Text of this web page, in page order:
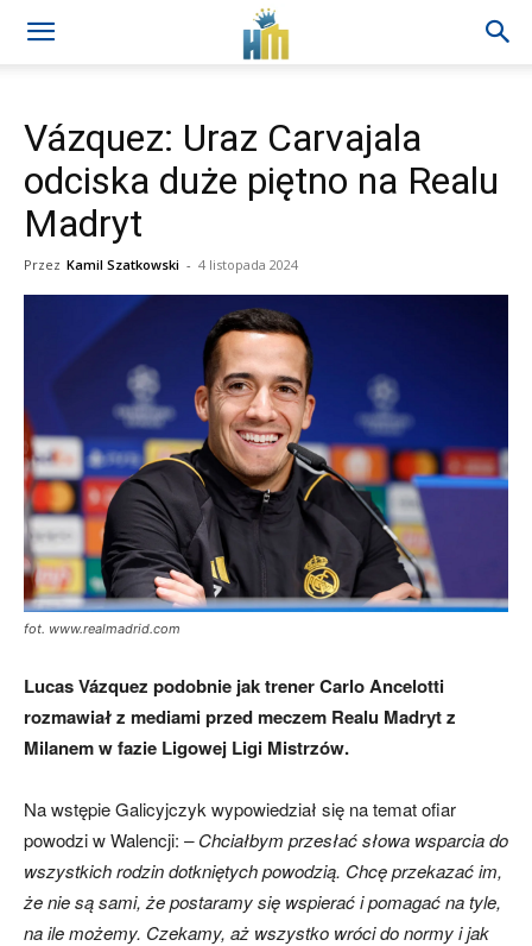
Vázquez: Uraz Carvajala
odciska duże piętno na Realu
Madryt
Przez Kamil Szatkowski - 4 listopada 2024
fot. www.realmadrid.com
Lucas Vázquez podobnie jak trener Carlo Ancelotti
rozmawiał z mediami przed meczem Realu Madryt z
Milanem w fazie Ligowej Ligi Mistrzów.
Na wstępie Galicyjczyk wypowiedział się na temat ofiar
powodzi w Walencji: – Chciałbym przesłać słowa wsparcia do
wszystkich rodzin dotkniętych powodzią. Chcę przekazać im,
że nie są sami, że postaramy się wspierać i pomagać na tyle,
na ile możemy. Czekamy, aż wszystko wróci do normy i jak